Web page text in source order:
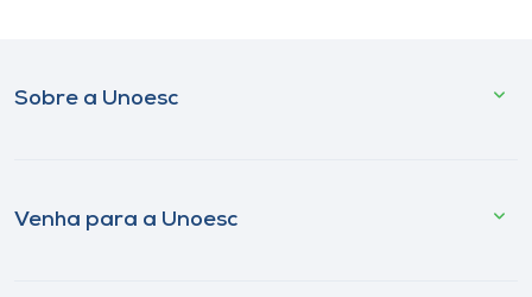
Sobre a Unoesc
Venha para a Unoesc